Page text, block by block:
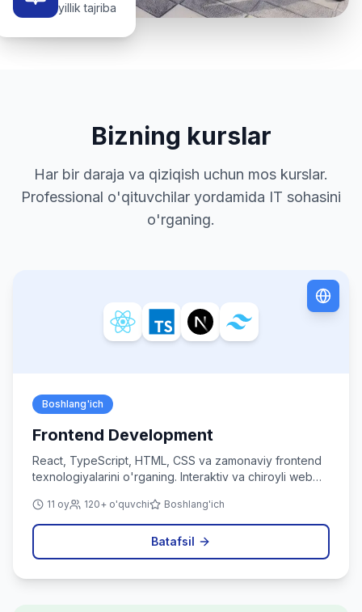
yillik tajriba
Bizning kurslar
Har bir daraja va qiziqish uchun mos kurslar.
Professional o'qituvchilar yordamida IT sohasini
o'rganing.
Boshlang'ich
Frontend Development
React, TypeScript, HTML, CSS va zamonaviy frontend
texnologiyalarini o'rganing. Interaktiv va chiroyli web
11 oy 120+ o'quvchi Boshlang'ich
Batafsil